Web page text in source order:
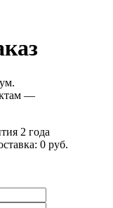
—
2 года
0 руб.